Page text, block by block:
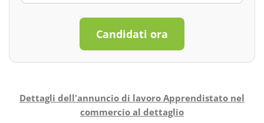
Candidati ora
Dettagli dell'annuncio di lavoro Apprendistato nel
commercio al dettaglio